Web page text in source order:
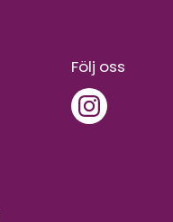
Följ oss